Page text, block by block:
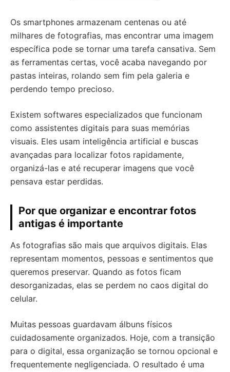
Os smartphones armazenam centenas ou até
milhares de fotografias, mas encontrar uma imagem
específica pode se tornar uma tarefa cansativa. Sem
as ferramentas certas, você acaba navegando por
pastas inteiras, rolando sem fim pela galeria e
perdendo tempo precioso.
Existem softwares especializados que funcionam
como assistentes digitais para suas memórias
visuais. Eles usam inteligência artificial e buscas
avançadas para localizar fotos rapidamente,
organizá-las e até recuperar imagens que você
pensava estar perdidas.
Por que organizar e encontrar fotos
antigas é importante
As fotografias são mais que arquivos digitais. Elas
representam momentos, pessoas e sentimentos que
queremos preservar. Quando as fotos ficam
desorganizadas, elas se perdem no caos digital do
celular.
Muitas pessoas guardavam álbuns físicos
cuidadosamente organizados. Hoje, com a transição
para o digital, essa organização se tornou opcional e
frequentemente negligenciada. O resultado é uma